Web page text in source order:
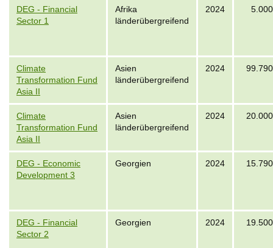
DEG - Financial
Sector 1
Afrika
länderübergreifend
2024
Climate
Transformation Fund
Asia II
Asien
länderübergreifend
2024
Climate
Transformation Fund
Asia II
Asien
länderübergreifend
2024
DEG - Economic
Development 3
Georgien 2024
DEG - Financial
Sector 2
Georgien 2024